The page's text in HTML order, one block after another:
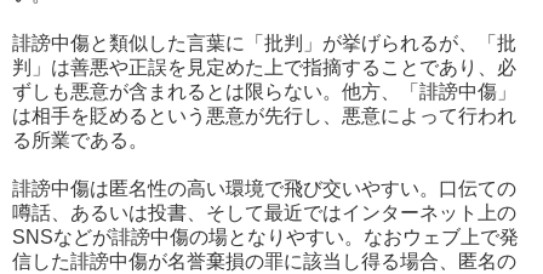
誹謗中傷と類似した言葉に「批判」が挙げられるが、「批
判」は善悪や正誤を見定めた上で指摘することであり、必
ずしも悪意が含まれるとは限らない。他方、「誹謗中傷」
は相手を貶めるという悪意が先行し、悪意によって行われ
る所業である。
誹謗中傷は匿名性の高い環境で飛び交いやすい。口伝ての
噂話、あるいは投書、そして最近ではインターネット上の
SNSなどが誹謗中傷の場となりやすい。なおウェブ上で発
信した誹謗中傷が名誉棄損の罪に該当し得る場合、匿名の